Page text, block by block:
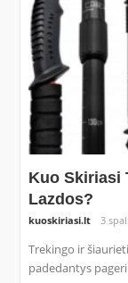
Kuo Skiriasi
Lazdos?
kuoskiriasi.lt 3
Trekingo ir
padedantys